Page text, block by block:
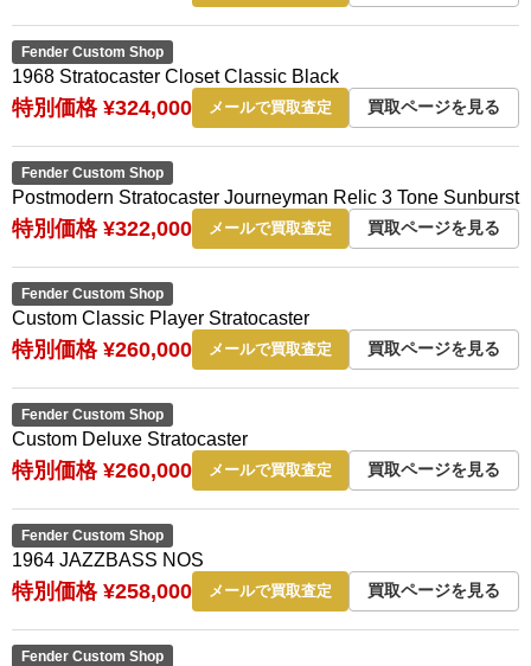
Fender Custom Shop
1968 Stratocaster Closet Classic Black
特別価格 ¥324,000 メールで買取査定 買取ページを見る
Fender Custom Shop
Postmodern Stratocaster Journeyman Relic 3 Tone Sunburst
特別価格 ¥322,000 メールで買取査定 買取ページを見る
Fender Custom Shop
Custom Classic Player Stratocaster
特別価格 ¥260,000 メールで買取査定 買取ページを見る
Fender Custom Shop
Custom Deluxe Stratocaster
特別価格 ¥260,000 メールで買取査定 買取ページを見る
Fender Custom Shop
1964 JAZZBASS NOS
特別価格 ¥258,000 メールで買取査定 買取ページを見る
Fender Custom Shop